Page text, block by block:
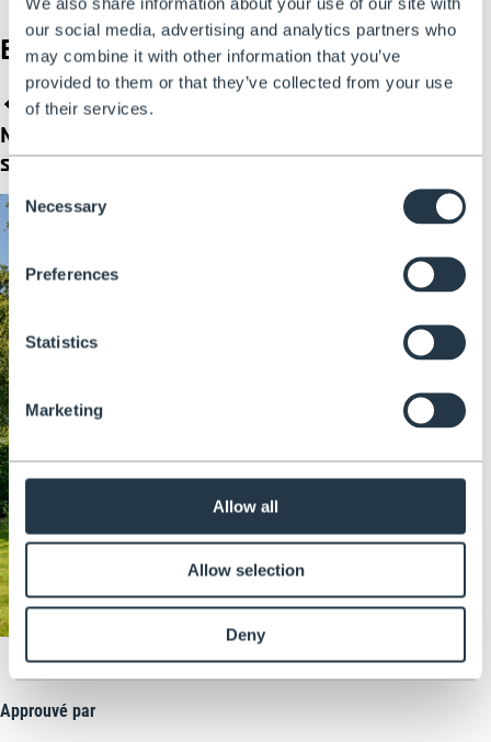
our social media, advertising and analytics partners who
may combine it with other information that you’ve
provided to them or that they’ve collected from your use
of their services.
Selection
Necessary
Preferences
Statistics
Marketing
Allow all
Allow selection
Deny
Blogs en vedette
Notre guide pour favoriser la faune
sauvage dans votre jardin
Approuvé par